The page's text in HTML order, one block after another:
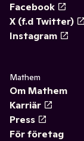
Facebook
X (f.d Twitter)
Instagram
Mathem
Om Mathem
Karriär
Press
För företag